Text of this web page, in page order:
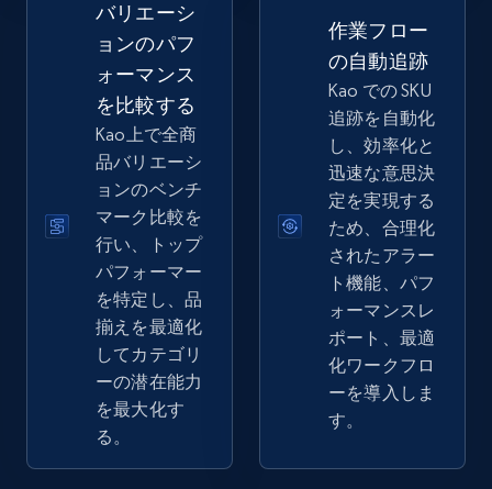
2.5K+ 359+ 今すぐ始める
eBay - Collect records by category
URL, Product id, Title, Seller name, Seller rating,
Seller reviews, Breadcrumbs, Root category, and
more.
2.5K+ 359+ 今すぐ始める
Google Shopping
URL, Product id, Title, Product description,
バリエーシ
ョンのパフ
ォーマンス
を比較する
Kao上で全商
品バリエーシ
ョンのベンチ
マーク比較を
行い、トップ
パフォーマー
を特定し、品
揃えを最適化
してカテゴリ
ーの潜在能力
を最大化す
る。
作業フロー
の自動追跡
Kao での SKU
追跡を自動化
し、効率化と
迅速な意思決
定を実現する
ため、合理化
されたアラー
ト機能、パフ
ォーマンスレ
ポート、最適
化ワークフロ
ーを導入しま
す。